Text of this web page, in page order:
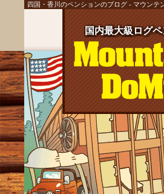
四国・香川のペンションのブログ - マウンテ
国内最大級ログ
国内最大級ログペ
国内最大級ログペ
国内最大級ログ
国内最大級ログ
国内最大級ログ
国内最大級ログ
国内最大級ログ
国内最大級ログペ
国内最大級ログペ
国内最大級ログ
国内最大級ログ
国内最大級ログ
国内最大級ログペ
国内最大級ログ
国内最大級ログ
国内最大級ログ
国内最大級ログ
国内最大級ログ
国内最大級ログ
国内最大級ログ
国内最大級ログ
国内最大級ログ
国内最大級ログ
国内最大級ログ